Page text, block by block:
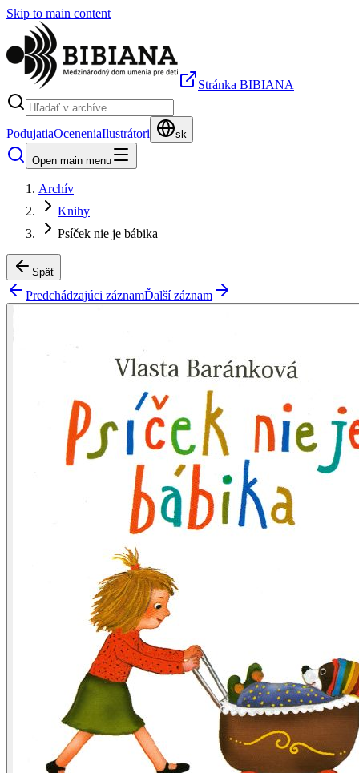
Skip to main content
Stránka BIBIANA
PodujatiaOceneniaIlustrátori sk
Open main menu
Archív
Knihy
Psíček nie je bábika
Späť
Predchádzajúci záznamĎalší záznam